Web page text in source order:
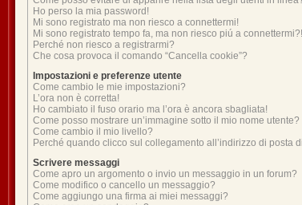
Ho perso la mia password!
Mi sono registrato ma non riesco a connettermi!
Mi sono registrato tempo fa, ma non riesco piú a connettermi?!
Perché non riesco a registrarmi?
Che cosa provoca il comando “Cancella cookie”?
Impostazioni e preferenze utente
Come cambio le mie impostazioni?
L’ora non è corretta!
Ho cambiato il fuso orario ma l’ora è ancora sbagliata!
Come posso mostrare un’immagine sotto il mio nome utente?
Come cambio il mio livello?
Perché quando clicco sul collegamento all’indirizzo di posta
Scrivere messaggi
Come apro un argomento o invio un messaggio in un forum?
Come modifico o cancello un messaggio?
Come aggiungo una firma ai miei messaggi?